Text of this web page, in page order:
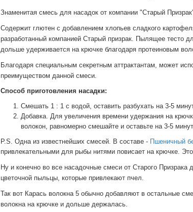
Знаменитая смесь для насадок от компании "Старый
Содержит глютен с добавлением хлопьев сладкого
разработанный компанией Старый призрак. Пылящее тесто
дольше удерживается на крючке благодаря протеиновым
Благодаря специальным секретным аттрактантам, может
преимуществом данной смеси.
Способ приготовления насадки:
Смешать 1 : 1 с водой, оставить разбухать на 3-5
Добавка. Для увеличения времени удержания на
волокон, равномерно смешайте и оставьте на 3-5
P.S. Одна из известнейших смесей. В составе - Пшеничный
привлекательными для рыбы нитями повисает на крючке.
Ну и конечно во все насадочные смеси от Старого
цветочной пыльцы, которые привлекают пчел.
Так вот Карась волокна 5 обычно добавляют в остальные
волокна на крючке и дольше держалась.